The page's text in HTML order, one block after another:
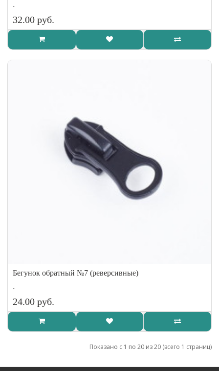
..
32.00 руб.
Бегунок обратный №7 (реверсивные)
..
24.00 руб.
Показано с 1 по 20 из 20 (всего 1 страниц)